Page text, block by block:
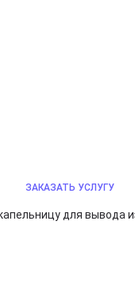
ЗАКАЗАТЬ УСЛУГУ